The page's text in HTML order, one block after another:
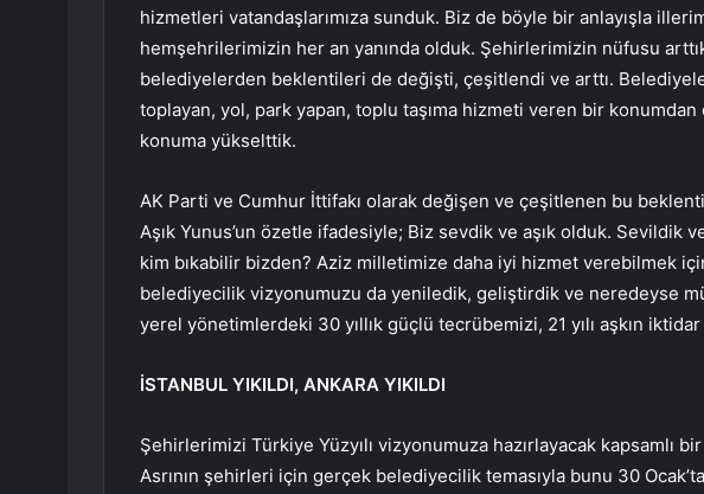
hizmetleri vatandaşlarımıza sunduk. Biz de böyle bir anlayışla
hemşehrilerimizin her an yanında olduk. Şehirlerimizin nüfusu
belediyelerden beklentileri de değişti, çeşitlendi ve arttı.
toplayan, yol, park yapan, toplu taşıma hizmeti veren bir
konuma yükselttik.
AK Parti ve Cumhur İttifakı olarak değişen ve çeşitlenen bu beklenti
Aşık Yunus’un özetle ifadesiyle; Biz sevdik ve aşık olduk. Sevildik
kim bıkabilir bizden? Aziz milletimize daha iyi hizmet verebilmek
belediyecilik vizyonumuzu da yeniledik, geliştirdik ve neredeyse
yerel yönetimlerdeki 30 yıllık güçlü tecrübemizi, 21 yılı aşkın
İSTANBUL YIKILDI, ANKARA YIKILDI
Şehirlerimizi Türkiye Yüzyılı vizyonumuza hazırlayacak kapsamlı
Asrının şehirleri için gerçek belediyecilik temasıyla bunu 30